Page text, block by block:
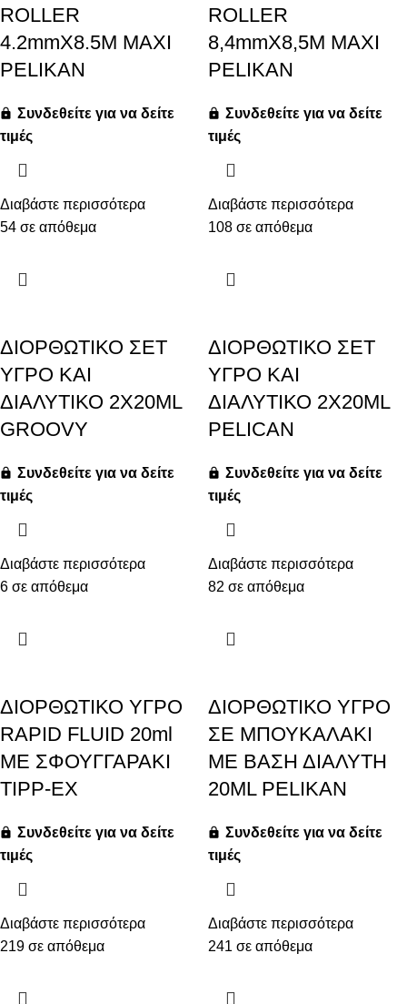
ROLLER
4.2mmX8.5M MAXI
PELIKAN
Συνδεθείτε για να δείτε
τιμές
Διαβάστε περισσότερα
54 σε απόθεμα
ROLLER
8,4mmX8,5M MAXI
PELIKAN
Συνδεθείτε για να δείτε
τιμές
Διαβάστε περισσότερα
108 σε απόθεμα
ΔΙΟΡΘΩΤΙΚΟ ΣΕΤ
ΥΓΡΟ ΚΑΙ
ΔΙΑΛΥΤΙΚΟ 2X20ML
GROOVY
Συνδεθείτε για να δείτε
τιμές
Διαβάστε περισσότερα
6 σε απόθεμα
ΔΙΟΡΘΩΤΙΚΟ ΣΕΤ
ΥΓΡΟ ΚΑΙ
ΔΙΑΛΥΤΙΚΟ 2X20ML
PELICAN
Συνδεθείτε για να δείτε
τιμές
Διαβάστε περισσότερα
82 σε απόθεμα
ΔΙΟΡΘΩΤΙΚΟ ΥΓΡΟ
RAPID FLUID 20ml
ΜΕ ΣΦΟΥΓΓΑΡΑΚΙ
TIPP-EX
Συνδεθείτε για να δείτε
τιμές
Διαβάστε περισσότερα
219 σε απόθεμα
ΔΙΟΡΘΩΤΙΚΟ ΥΓΡΟ
ΣΕ ΜΠΟΥΚΑΛΑΚΙ
ΜΕ ΒΑΣΗ ΔΙΑΛΥΤΗ
20ML PELIKAN
Συνδεθείτε για να δείτε
τιμές
Διαβάστε περισσότερα
241 σε απόθεμα